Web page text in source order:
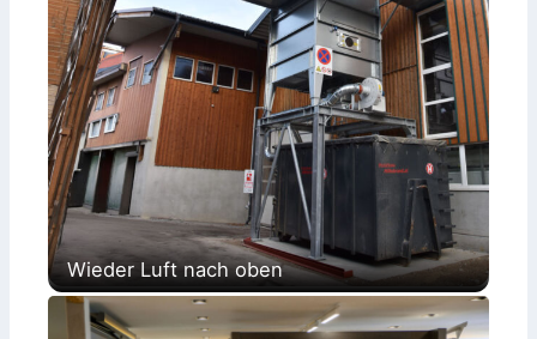
Wieder Luft nach oben